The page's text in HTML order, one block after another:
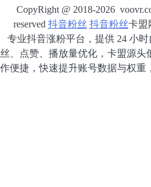
CopyRight @ 2018-2026
reserved 抖音粉丝 抖音粉丝卡盟
专业抖音涨粉平台，提供 24 小
丝、点赞、播放量优化，卡盟源
作便捷，快速提升账号数据与权重